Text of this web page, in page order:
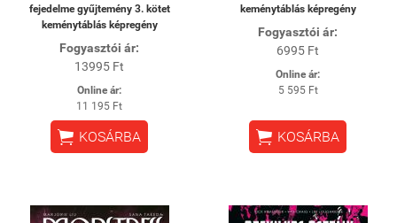
fejedelme gyűjtemény 3. kötet
keménytáblás képregény
Fogyasztói ár:
13995 Ft
Online ár:
11 195 Ft
 KOSÁRBA
keménytáblás képregény
Fogyasztói ár:
6995 Ft
Online ár:
5 595 Ft
 KOSÁRBA